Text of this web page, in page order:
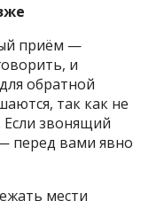
приём —
и
обратной
так как не
Если звонящий
перед вами явно
мести